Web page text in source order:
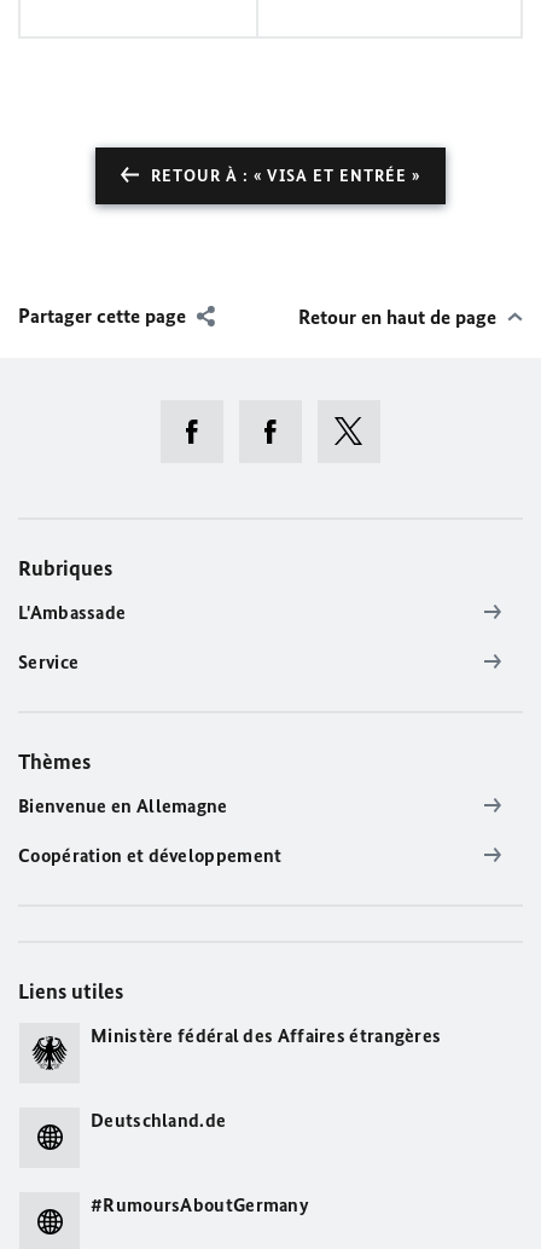
RETOUR À : « VISA ET ENTRÉE »
Partager cette page Retour en haut de page
Rubriques
L'Ambassade
Service
Thèmes
Bienvenue en Allemagne
Coopération et développement
Liens utiles
Ministère fédéral des Affaires étrangères
Deutschland.de
#RumoursAboutGermany